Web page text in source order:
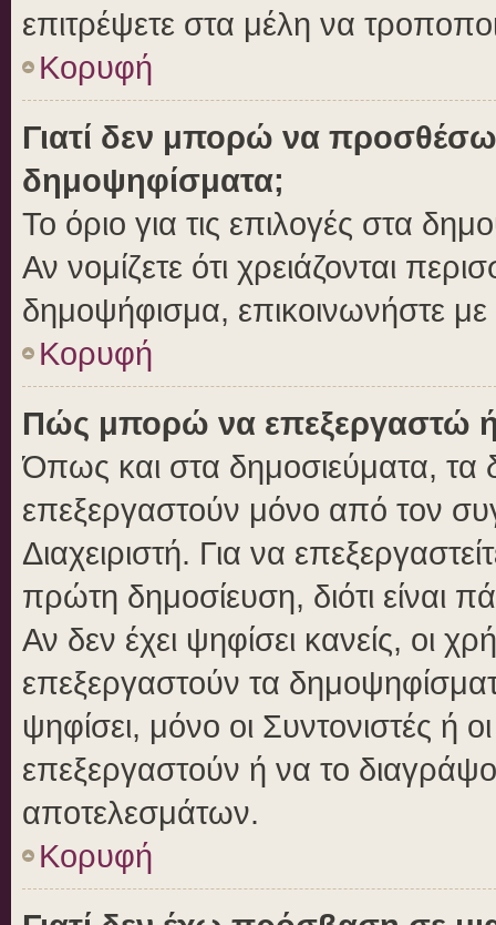
επιτρέψετε στα μέλη να
Κορυφή
Γιατί δεν μπορώ να
δημοψηφίσματα;
Το όριο για τις επιλογές στα
Αν νομίζετε ότι χρειάζονται
δημοψήφισμα, επικοινωνήστε με
Κορυφή
Πώς μπορώ να επεξεργαστώ
Όπως και στα δημοσιεύματα,
επεξεργαστούν μόνο από τον
Διαχειριστή. Για να
πρώτη δημοσίευση, διότι είναι
Αν δεν έχει ψηφίσει κανείς, οι
επεξεργαστούν τα
ψηφίσει, μόνο οι Συντονιστές ή
επεξεργαστούν ή να το
αποτελεσμάτων.
Κορυφή